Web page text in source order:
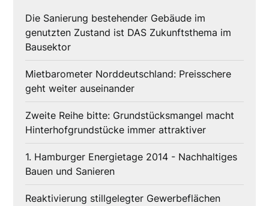
Die Sanierung bestehender Gebäude im
genutzten Zustand ist DAS Zukunftsthema im
Bausektor
Mietbarometer Norddeutschland: Preisschere
geht weiter auseinander
Zweite Reihe bitte: Grundstücksmangel macht
Hinterhofgrundstücke immer attraktiver
1. Hamburger Energietage 2014 - Nachhaltiges
Bauen und Sanieren
Reaktivierung stillgelegter Gewerbeflächen